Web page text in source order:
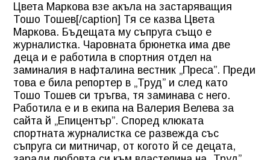
Цвета Маркова взе акъла на застаряващия
Тошо Тошев[/caption] Тя се казва Цвета
Маркова. Бъдещата му съпруга също е
журналистка. Чаровната брюнетка има две
деца и е работила в спортния отдел на
заминалия в нафталина вестник „Преса”. Преди
това е била репортер в „Труд” и след като
Тошо Тошев си тръгва, тя заминава с него.
Работила е и в екипа на Валерия Велева за
сайта й „Епицентър”. Според клюката
спортната журналистка се развежда със
съпруга си митничар, от когото й се децата,